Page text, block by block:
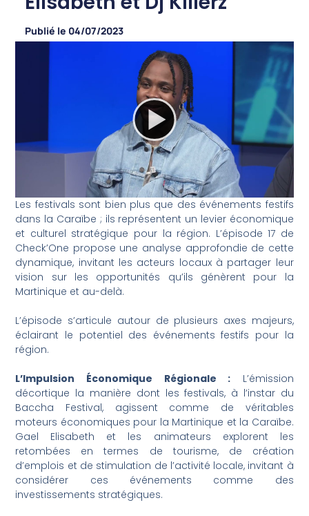
Publié le 04/07/2023
Les festivals sont bien plus que des événements festifs
dans la Caraïbe ; ils représentent un levier économique
et culturel stratégique pour la région. L’épisode 17 de
Check’One propose une analyse approfondie de cette
dynamique, invitant les acteurs locaux à partager leur
vision sur les opportunités qu’ils génèrent pour la
Martinique et au-delà.
L’épisode s’articule autour de plusieurs axes majeurs,
éclairant le potentiel des événements festifs pour la
région.
L’Impulsion Économique Régionale : L’émission
décortique la manière dont les festivals, à l’instar du
Baccha Festival, agissent comme de véritables
moteurs économiques pour la Martinique et la Caraïbe.
Gael Elisabeth et les animateurs explorent les
retombées en termes de tourisme, de création
d’emplois et de stimulation de l’activité locale, invitant à
considérer ces événements comme des
investissements stratégiques.